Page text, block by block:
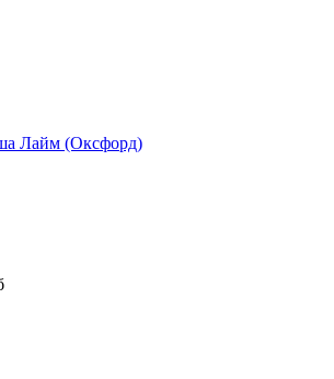
Лайм (Оксфорд)